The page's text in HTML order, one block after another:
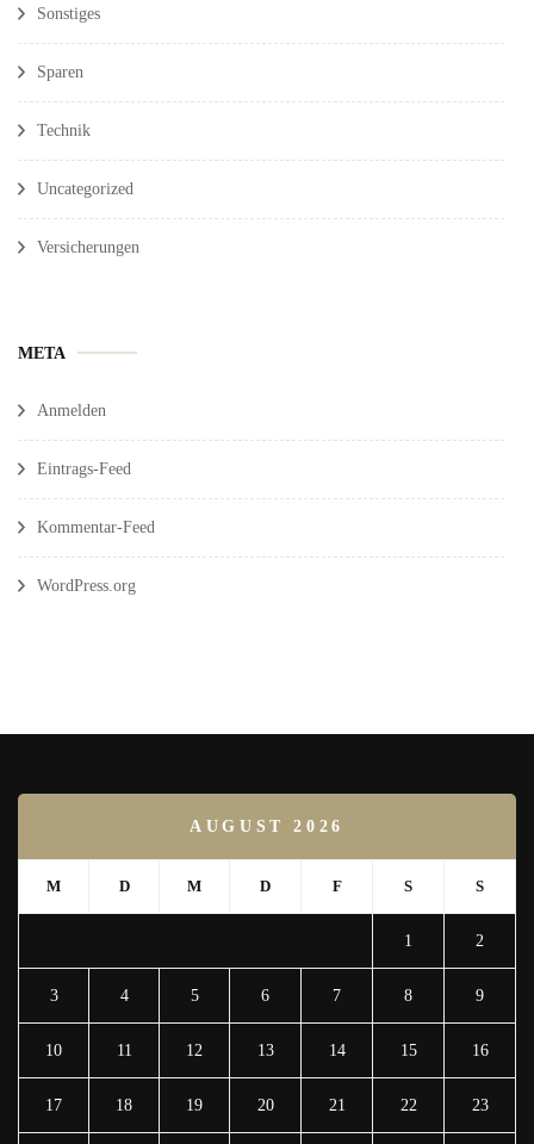
Sonstiges
Sparen
Technik
Uncategorized
Versicherungen
META
Anmelden
Eintrags-Feed
Kommentar-Feed
WordPress.org
AUGUST 2026
M D M D F S S
1 2
3 4 5 6 7 8 9
10 11 12 13 14 15 16
17 18 19 20 21 22 23